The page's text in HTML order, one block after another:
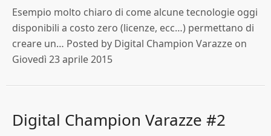
Esempio molto chiaro di come alcune tecnologie oggi
disponibili a costo zero (licenze, ecc…) permettano di
creare un… Posted by Digital Champion Varazze on
Giovedì 23 aprile 2015
Digital Champion Varazze #2